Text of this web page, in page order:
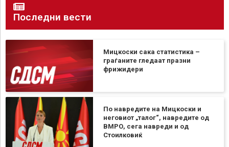
Последни вести
Мицкоски сака статистика –
граѓаните гледаат празни
фрижидери
По навредите на Мицкоски и
неговиот „талог“, навредите од
ВМРО, сега навреди и од
Стоилковиќ